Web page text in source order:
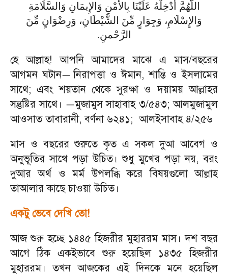
اللّهُمَّ أَدْخِلْهُ عَلَيْنَا بِالأَمْنِ وَالإِيمَانِ وَالسَّلَامَةِ
وَالإِسْلَامِ، وَجِوَارٍ مِّنَ الشَّيْطَانِ، وَرِضْوَانٍ مِّنَ
الرَّحْمنِ.
হে আল্লাহ! আপনি আমাদের মাঝে এ মাস/বছরের
আগমন ঘটান— নিরাপত্তা ও ঈমান,শান্তি ও ইসলামের
সাথে;এবং শয়তান থেকে সুরক্ষা ও দয়াময় আল্লাহর
সন্তুষ্টির সাথে। —মুজামুস সাহাবাহ ৩/৫৪৩;আলমুজামুল
আওসাত তাবারানী,বর্ণনা ৬২৪১;আলইসাবাহ ৪/২৫৬
মাস ও বছরের শুরুতে কৃত এ সকল দুআ আবেগ ও
অনুভূতির সাথে পড়া উচিত। শুধু মুখের পড়া নয়,বরং
দুআর অর্থ ও মর্ম উপলব্ধি করে বিষয়গুলো আল্লাহ
তাআলার কাছে চাওয়া উচিত।
একটু ভেবে দেখি তো!
আজ শুরু হচ্ছে ১৪৪৫ হিজরীর মুহাররম মাস। দশ বছর
আগে ঠিক একইভাবে শুরু হয়েছিল ১৪৩৫ হিজরীর
মুহাররম। তখন আজকের এই দিনকে মনে হয়েছিল